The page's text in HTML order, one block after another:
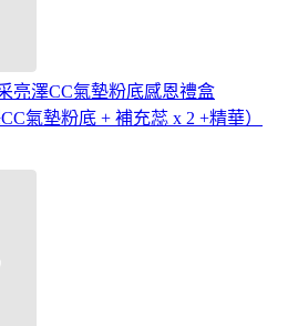
亮澤CC氣墊粉底感恩禮盒
氣墊粉底 + 補充蕊 x 2 +精華）